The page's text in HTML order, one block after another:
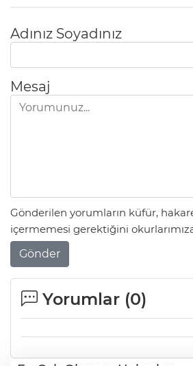
Adınız Soyadınız
Mesaj
Gönderilen yorumların küfür,
içermemesi gerektiğini
Gönder
Yorumlar (0)